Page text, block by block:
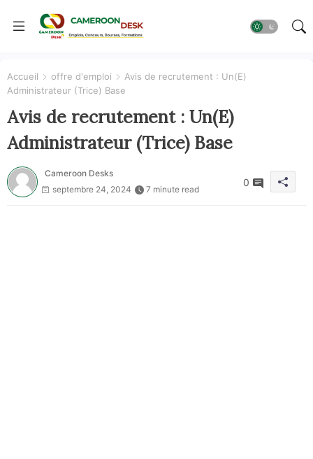
Accueil offre d'emploi
Avis de recrutement : Un(E)
Administrateur (Trice) Base
Avis de recrutement : Un(E)
Administrateur (Trice) Base
Cameroon Desks
septembre 24, 2024
7 minute read
0